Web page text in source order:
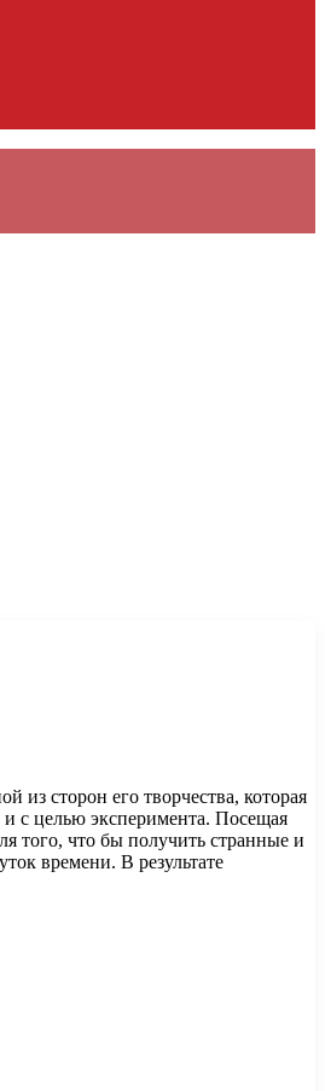
из сторон его творчества, которая
и с целью эксперимента. Посещая
того, что бы получить странные и
времени. В результате